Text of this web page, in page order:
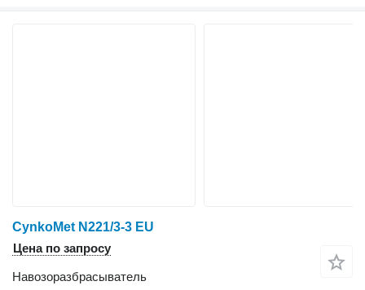
CynkoMet N221/3-3 EU
Цена по запросу
Навозоразбрасыватель